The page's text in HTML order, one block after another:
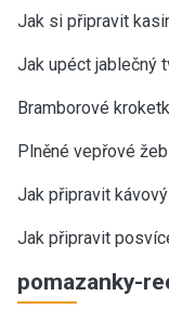
Jak si připravit
Jak upéct jablečný
Bramborové
Plněné vepřové
Jak připravit
Jak připravit
pomazanky-